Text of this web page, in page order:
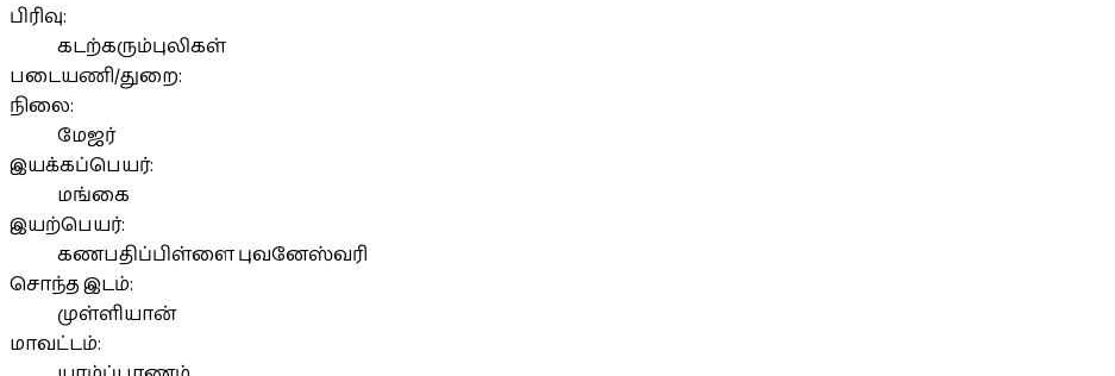
பிரிவு:
கடற்கரும்புலிகள்
படையணி/துறை:
நிலை:
மேஜர்
இயக்கப்பெயர்:
மங்கை
இயற்பெயர்:
கணபதிப்பிள்ளை புவனேஸ்வரி
சொந்த இடம்:
முள்ளியான்
மாவட்டம்: